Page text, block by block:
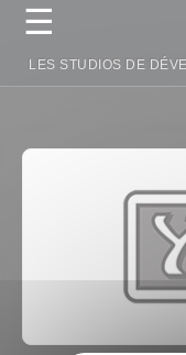
☰
LES STUDIOS DE
Panneau de